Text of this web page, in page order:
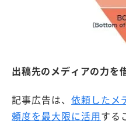
出稿先のメディアの力を
記事広告は、依頼したメ
頼度を最大限に活用する